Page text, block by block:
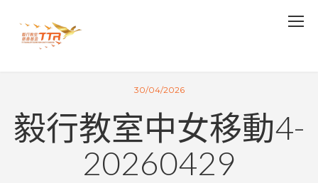
30/04/2026
毅行教室中女移動4-
20260429